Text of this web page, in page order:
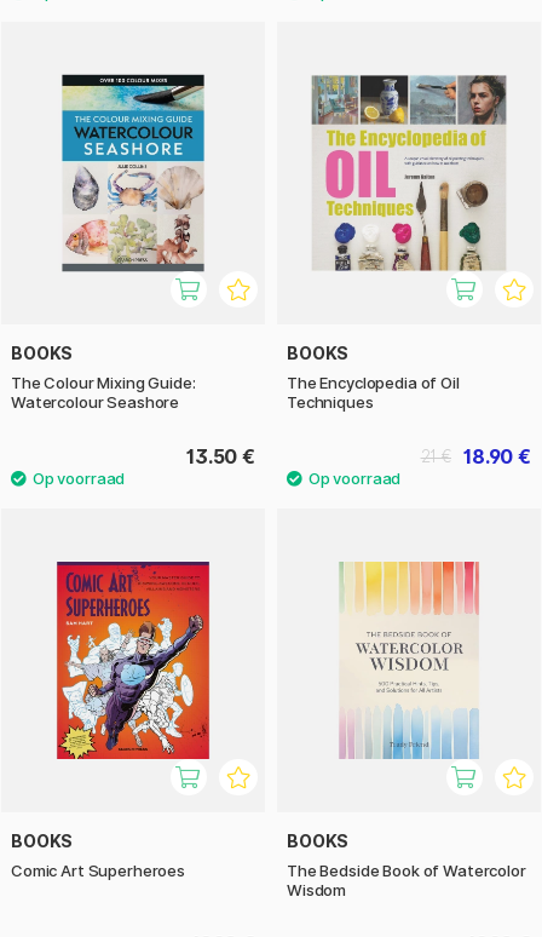
BOOKS
The Colour Mixing Guide:
Watercolour Seashore
13.50 €
BOOKS
The Encyclopedia of Oil
Techniques
18.90 €
21 €
BOOKS
Comic Art Superheroes
BOOKS
The Bedside Book of Watercolor
Wisdom